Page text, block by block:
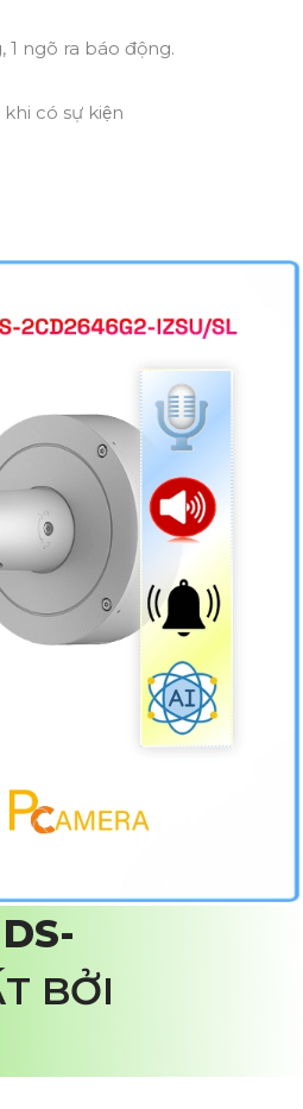
1 ngõ ra báo động.
có sự kiện
DS-
BỞI